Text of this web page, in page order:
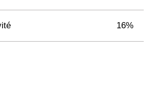
16%